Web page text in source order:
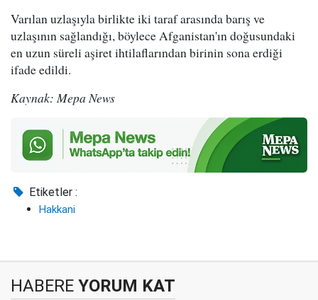
Varılan uzlaşıyla birlikte iki taraf arasında barış ve
uzlaşının sağlandığı, böylece Afganistan'ın doğusundaki
en uzun süreli aşiret ihtilaflarından birinin sona erdiği
ifade edildi.
Kaynak: Mepa News
Etiketler :
Hakkani
HABERE YORUM KAT